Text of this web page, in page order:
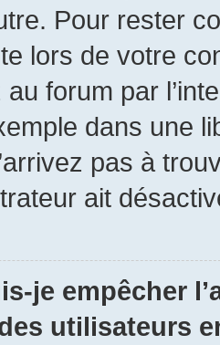
Pour rester
lors de votre
forum par
dans une
pas à
ait
je empêcher
utilisateurs